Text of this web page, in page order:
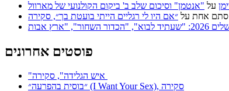
על "אנטמן" וסיכום שלב ב' ביקום הקולנועי של מארוול
סתם אחת על ״אם היו לי רגליים הייתי בועטת בך״, סקירה
פוסטים אחרונים
״בוסית בהפרעה״ (I Want Your Sex), סקירה